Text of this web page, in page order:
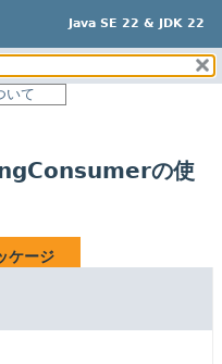
Java SE 22 & JDK 22
いて
の使
ケージ